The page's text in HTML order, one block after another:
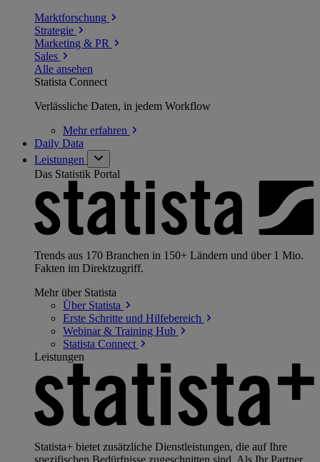
Marktforschung
Strategie
Marketing & PR
Sales
Alle ansehen
Statista Connect
Verlässliche Daten, in jedem Workflow
Mehrerfahren
Daily Data
Leistungen
Das Statistik Portal
Trends aus 170 Branchen in 150+ Ländern und über 1 Mio.
Fakten im Direktzugriff.
Mehr über Statista
Über Statista
Erste Schritte und Hilfebereich
Webinar & Training Hub
Statista Connect
Leistungen
Statista+ bietet zusätzliche Dienstleistungen, die auf Ihre
spezifischen Bedürfnisse zugeschnitten sind. Als Ihr Partner